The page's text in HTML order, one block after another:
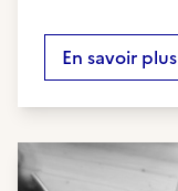
En savoir plus